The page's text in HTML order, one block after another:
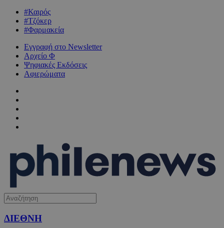
#Καιρός
#Τζόκερ
#Φαρμακεία
Εγγραφή στο Newsletter
Αρχείο Φ
Ψηφιακές Εκδόσεις
Αφιερώματα
ΔΙΕΘΝΗ